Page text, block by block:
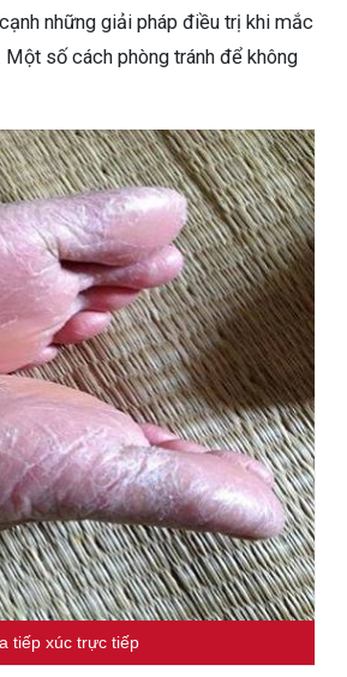
những giải pháp điều trị khi mắc
số cách phòng tránh để không
tiếp xúc trực tiếp